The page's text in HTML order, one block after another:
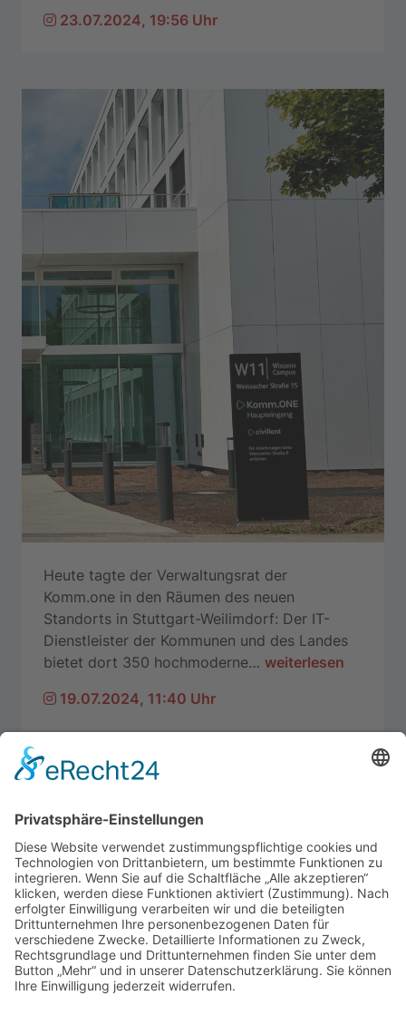
23.07.2024, 19:56 Uhr
Heute tagte der Verwaltungsrat der
Komm.one in den Räumen des neuen
Standorts in Stuttgart-Weilimdorf: Der IT-
Dienstleister der Kommunen und des Landes
bietet dort 350 hochmoderne… weiterlesen
19.07.2024, 11:40 Uhr
Kontakt
Ich freue mich über Ihre Kontaktaufnahme, Ihre
Fragen oder Anregungen!
Schreiben Sie mir gerne eine E-Mail an:
michael.makurath@email.de